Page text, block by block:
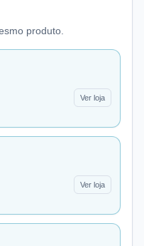
produto.
Ver loja
Ver loja